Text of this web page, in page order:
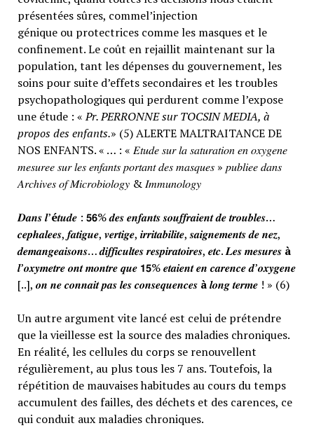
présentées sûres, commel’injection
génique ou protectrices comme les masques et le
confinement. Le coût en rejaillit maintenant sur la
population, tant les dépenses du gouvernement, les
soins pour suite d’effets secondaires et les troubles
psychopathologiques qui perdurent comme l’expose
une étude : «Pr. PERRONNE sur TOCSIN MEDIA, à
propos des enfants.» (5) ALERTE MALTRAITANCE DE
NOS ENFANTS. « … : « 𝐸𝑡𝑢𝑑𝑒 𝑠𝑢𝑟 𝑙𝑎 𝑠𝑎𝑡𝑢𝑟𝑎𝑡𝑖𝑜𝑛 𝑒𝑛 𝑜𝑥𝑦𝑔𝑒𝑛𝑒
𝑚𝑒𝑠𝑢𝑟𝑒𝑒 𝑠𝑢𝑟 𝑙𝑒𝑠 𝑒𝑛𝑓𝑎𝑛𝑡𝑠 𝑝𝑜𝑟𝑡𝑎𝑛𝑡 𝑑𝑒𝑠 𝑚𝑎𝑠𝑞𝑢𝑒𝑠 » 𝑝𝑢𝑏𝑙𝑖𝑒𝑒 𝑑𝑎𝑛𝑠
𝐴𝑟𝑐ℎ𝑖𝑣𝑒𝑠 𝑜𝑓 𝑀𝑖𝑐𝑟𝑜𝑏𝑖𝑜𝑙𝑜𝑔𝑦 & 𝐼𝑚𝑚𝑢𝑛𝑜𝑙𝑜𝑔𝑦
𝑫𝒂𝒏𝒔 𝒍’é𝒕𝒖𝒅𝒆 : 𝟱𝟲% 𝒅𝒆𝒔 𝒆𝒏𝒇𝒂𝒏𝒕𝒔 𝒔𝒐𝒖𝒇𝒇𝒓𝒂𝒊𝒆𝒏𝒕 𝒅𝒆 𝒕𝒓𝒐𝒖𝒃𝒍𝒆𝒔…
𝒄𝒆𝒑𝒉𝒂𝒍𝒆𝒆𝒔, 𝒇𝒂𝒕𝒊𝒈𝒖𝒆, 𝒗𝒆𝒓𝒕𝒊𝒈𝒆, 𝒊𝒓𝒓𝒊𝒕𝒂𝒃𝒊𝒍𝒊𝒕𝒆, 𝒔𝒂𝒊𝒈𝒏𝒆𝒎𝒆𝒏𝒕𝒔 𝒅𝒆 𝒏𝒆𝒛,
𝒅𝒆𝒎𝒂𝒏𝒈𝒆𝒂𝒊𝒔𝒐𝒏𝒔… 𝒅𝒊𝒇𝒇𝒊𝒄𝒖𝒍𝒕𝒆𝒔 𝒓𝒆𝒔𝒑𝒊𝒓𝒂𝒕𝒐𝒊𝒓𝒆𝒔, 𝒆𝒕𝒄. 𝑳𝒆𝒔 𝒎𝒆𝒔𝒖𝒓𝒆𝒔 à
𝒍’𝒐𝒙𝒚𝒎𝒆𝒕𝒓𝒆 𝒐𝒏𝒕 𝒎𝒐𝒏𝒕𝒓𝒆 𝒒𝒖𝒆 𝟭𝟱% 𝒆𝒕𝒂𝒊𝒆𝒏𝒕 𝒆𝒏 𝒄𝒂𝒓𝒆𝒏𝒄𝒆 𝒅’𝒐𝒙𝒚𝒈𝒆𝒏𝒆
[..], 𝒐𝒏 𝒏𝒆 𝒄𝒐𝒏𝒏𝒂𝒊𝒕 𝒑𝒂𝒔 𝒍𝒆𝒔 𝒄𝒐𝒏𝒔𝒆𝒒𝒖𝒆𝒏𝒄𝒆𝒔 à𝒍𝒐𝒏𝒈 𝒕𝒆𝒓𝒎𝒆 ! » (6)
Un autre argument vite lancé est celui de prétendre
que la vieillesse est la source des maladies chroniques.
En réalité, les cellules du corps se renouvellent
régulièrement, au plus tous les 7 ans. Toutefois, la
répétition de mauvaises habitudes au cours du temps
accumulent des failles, des déchets et des carences, ce
qui conduit aux maladies chroniques.